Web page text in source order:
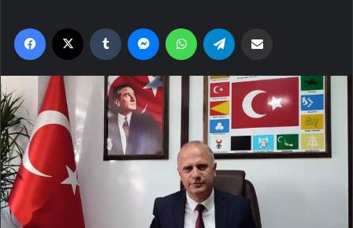
Facebook Tumblr MessengerWhatsApp